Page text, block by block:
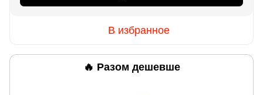
В избранное
🔥 Разом дешевше